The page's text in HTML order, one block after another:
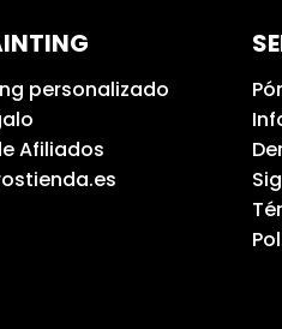
personalizado
Afiliados